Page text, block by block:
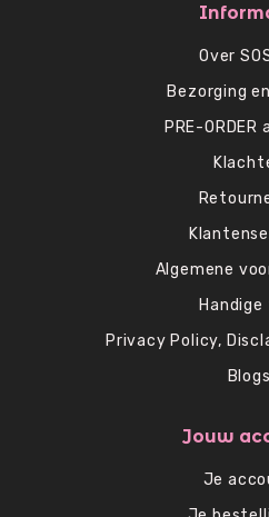
Over
Bezorging
PRE-
Algemene
Handige
Privacy Policy,
Blogs
Jouw
Je